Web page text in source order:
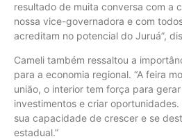
resultado de muita conversa com a
nossa vice-governadora e com
acreditam no potencial do Juruá”,
Cameli também ressaltou a
para a economia regional. “A feira
união, o interior tem força para
investimentos e criar
sua capacidade de crescer e se
estadual.”